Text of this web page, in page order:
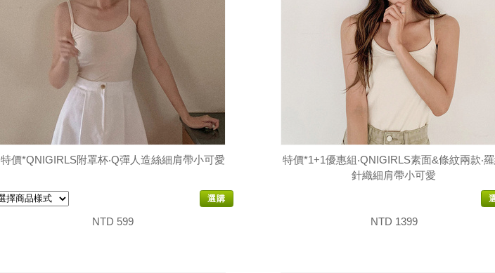
特價*QNIGIRLS附罩杯‧Q彈人造絲細肩帶小可愛
選購
NTD 599
特價*1+1優惠組‧QNIGIRLS素面&條紋兩款‧
針織細肩帶小可愛
NTD 1399